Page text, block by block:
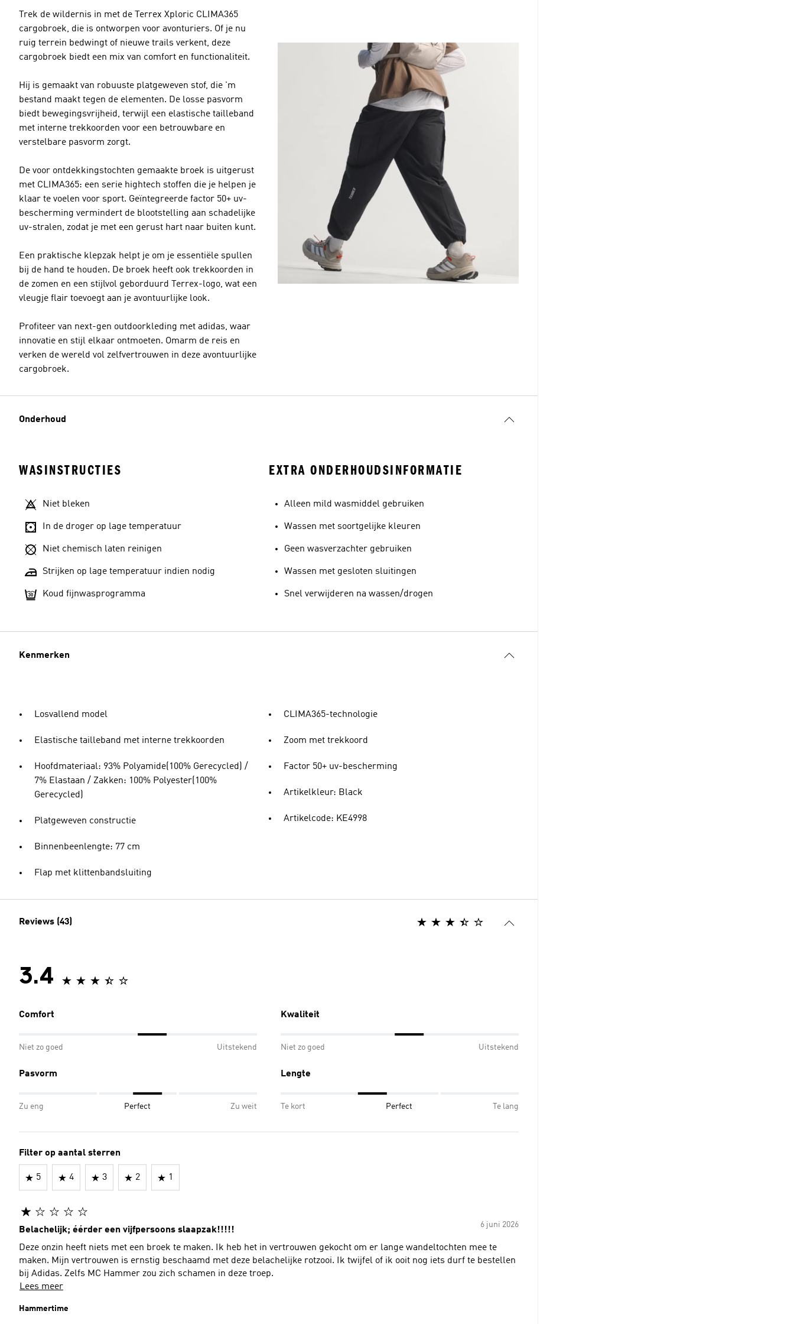
Trek de wildernis in met de Terrex Xploric CLIMA365
cargobroek, die is ontworpen voor avonturiers. Of je nu
ruig terrein bedwingt of nieuwe trails verkent, deze
cargobroek biedt een mix van comfort en functionaliteit.
Hij is gemaakt van robuuste platgeweven stof, die 'm
bestand maakt tegen de elementen. De losse pasvorm
biedt bewegingsvrijheid, terwijl een elastische tailleband
met interne trekkoorden voor een betrouwbare en
verstelbare pasvorm zorgt.
De voor ontdekkingstochten gemaakte broek is uitgerust
met CLIMA365: een serie hightech stoffen die je helpen je
klaar te voelen voor sport. Geïntegreerde factor 50+ uv-
bescherming vermindert de blootstelling aan schadelijke
uv-stralen, zodat je met een gerust hart naar buiten kunt.
Een praktische klepzak helpt je om je essentiële spullen
bij de hand te houden. De broek heeft ook trekkoorden in
de zomen en een stijlvol geborduurd Terrex-logo, wat een
vleugje flair toevoegt aan je avontuurlijke look.
Profiteer van next-gen outdoorkleding met adidas, waar
innovatie en stijl elkaar ontmoeten. Omarm de reis en
verken de wereld vol zelfvertrouwen in deze avontuurlijke
cargobroek.
Onderhoud
WASINSTRUCTIES
Niet bleken
In de droger op lage temperatuur
Niet chemisch laten reinigen
Strijken op lage temperatuur indien nodig
Koud fijnwasprogramma
EXTRA ONDERHOUDSINFORMATIE
Alleen mild wasmiddel gebruiken
Wassen met soortgelijke kleuren
Geen wasverzachter gebruiken
Wassen met gesloten sluitingen
Snel verwijderen na wassen/drogen
Kenmerken
Losvallend model
Elastische tailleband met interne trekkoorden
Hoofdmateriaal: 93% Polyamide(100% Gerecycled) /
7% Elastaan / Zakken: 100% Polyester(100%
Gerecycled)
Platgeweven constructie
Binnenbeenlengte: 77 cm
Flap met klittenbandsluiting
CLIMA365-technologie
Zoom met trekkoord
Factor 50+ uv-bescherming
Artikelkleur: Black
Artikelcode: KE4998
Reviews (43)
3.4
Comfort
Niet zo goed Uitstekend
Kwaliteit
Niet zo goed Uitstekend
Pasvorm
Zu eng Perfect Zu weit
Lengte
Te kort Perfect Te lang
Filter op aantal sterren
5 4 3 2 1
6 juni 2026
Belachelijk; éérder een vijfpersoons slaapzak!!!!!
Deze onzin heeft niets met een broek te maken. Ik heb het in vertrouwen gekocht om er lange wandeltochten mee te
maken. Mijn vertrouwen is ernstig beschaamd met deze belachelijke rotzooi. Ik twijfel of ik ooit nog iets durf te bestellen
bij Adidas. Zelfs MC Hammer zou zich schamen in deze troep.
Lees meer
Hammertime